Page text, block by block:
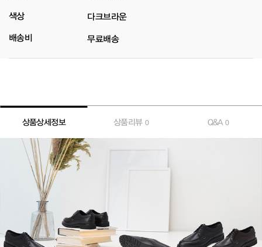
색상 다크브라운
배송비 무료배송
상품상세정보 상품리뷰 0 Q&A0